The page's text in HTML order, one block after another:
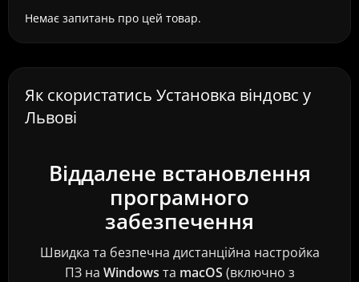
Немає запитань про цей товар.
Як скористатись Установка віндовс у
Львові
Віддалене встановлення
програмного
забезпечення
Швидка та безпечна дистанційна настройка
ПЗ на Windows та macOS (включно з